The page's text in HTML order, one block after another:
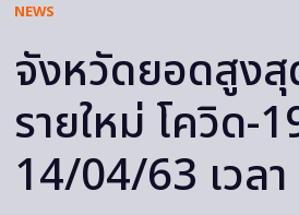
NEWS
จังหวัดยอดสูง
รายใหม่ โควิด-
14/04/63 เวล